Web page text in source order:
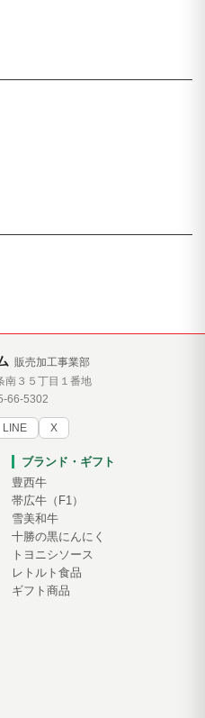
販売加工事業部
南３５丁目１番地
66-5302
LINE X
ブランド・ギフト
豊西牛
帯広牛（F1）
雪美和牛
十勝の黒にんにく
トヨニシソース
レトルト食品
ギフト商品